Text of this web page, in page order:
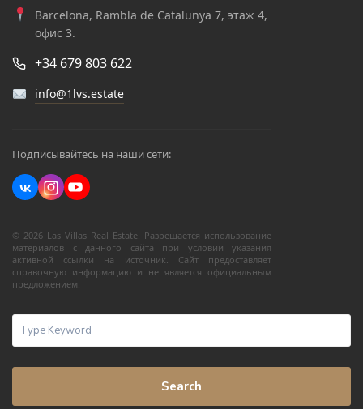
Barcelona, Rambla de Catalunya 7, этаж 4,
офис 3.
+34 679 803 622
info@1lvs.estate
Подписывайтесь на наши сети:
© 2026 Las Villas Real Estate. Разрешается использование
материалов с данного сайта при условии указания
активной ссылки на источник. Сайт предоставляет
справочную информацию и не является официальным
предложением.
Search